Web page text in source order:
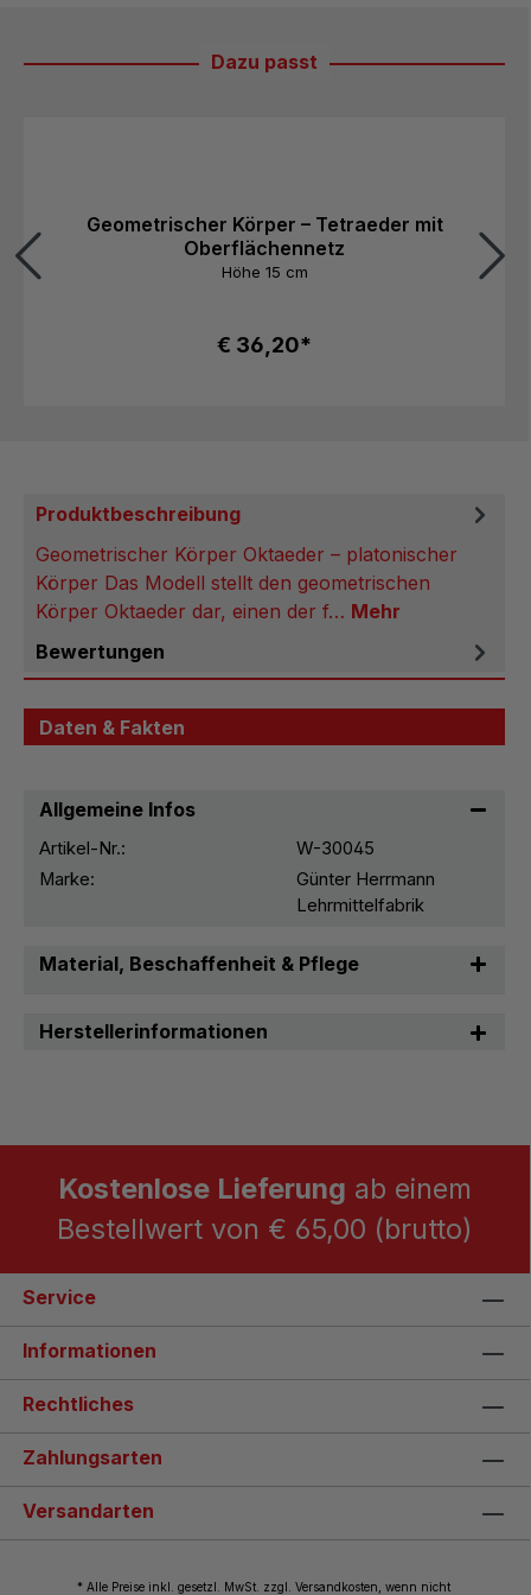
Dazu passt
Geometrischer Körper – Tetraeder mit
Oberflächennetz
Höhe 15 cm
€ 36,20*
Produktbeschreibung
Geometrischer Körper Oktaeder – platonischer
Körper Das Modell stellt den geometrischen
Körper Oktaeder dar, einen der f… Mehr
Bewertungen
Daten & Fakten
Allgemeine Infos
Artikel-Nr.:
W-30045
Marke:
Günter Herrmann
Lehrmittelfabrik
Material, Beschaffenheit & Pflege
Herstellerinformationen
Kostenlose Lieferung ab einem
Bestellwert von € 65,00 (brutto)
Service
Informationen
Rechtliches
Zahlungsarten
Versandarten
* Alle Preise inkl. gesetzl. MwSt. zzgl. Versandkosten, wenn nicht